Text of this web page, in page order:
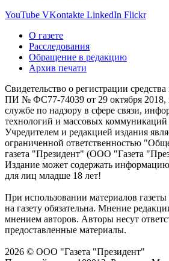
YouTube VKontakte LinkedIn Flickr
О газете
Расследования
Обращение в редакцию
Архив печати
Свидетельство о регистрации
ПИ № ФС77-74039 от 29 октября 2018,
службе по надзору в сфере связи,
технологий и массовых коммуникаций
Учредителем и редакцией издания
ограниченной ответственностью
газета "Президент" (ООО "Газета
Издание может содержать
для лиц младше 18 лет!
При использовании материалов
на газету обязательна. Мнение
мнением авторов. Авторы несут
предоставленные материалы.
2026 © ООО "Газета "Президент"